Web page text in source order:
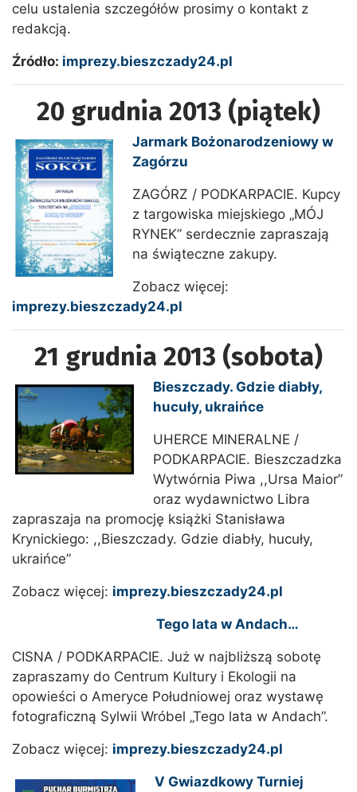
celu ustalenia szczegółów prosimy o kontakt z
redakcją.
Źródło: imprezy.bieszczady24.pl
20 grudnia 2013 (piątek)
Jarmark Bożonarodzeniowy w
Zagórzu
ZAGÓRZ / PODKARPACIE. Kupcy
z targowiska miejskiego „MÓJ
RYNEK” serdecznie zapraszają
na świąteczne zakupy.
Zobacz więcej:
imprezy.bieszczady24.pl
21 grudnia 2013 (sobota)
Bieszczady. Gdzie diabły,
hucuły, ukraińce
UHERCE MINERALNE /
PODKARPACIE. Bieszczadzka
Wytwórnia Piwa ,,Ursa Maior”
oraz wydawnictwo Libra
zapraszaja na promocję książki Stanisława
Krynickiego: ,,Bieszczady. Gdzie diabły, hucuły,
ukraińce”
Zobacz więcej: imprezy.bieszczady24.pl
Tego lata w Andach…
CISNA / PODKARPACIE. Już w najbliższą sobotę
zapraszamy do Centrum Kultury i Ekologii na
opowieści o Ameryce Południowej oraz wystawę
fotograficzną Sylwii Wróbel „Tego lata w Andach”.
Zobacz więcej: imprezy.bieszczady24.pl
V Gwiazdkowy Turniej